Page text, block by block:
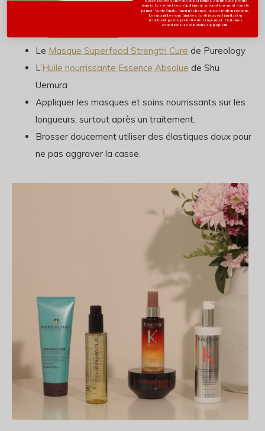
Utiliser des produits ciblés comme :
Le Masque Superfood Strength Cure de Pureology
L’Huile nourrissante Essence Absolue de Shu
Uemura
Appliquer les masques et soins nourrissants sur les
longueurs, surtout après un traitement.
Brosser doucement utiliser des élastiques doux pour
ne pas aggraver la casse.
requis. Les réductions s’appliquent automatiquement dans le
panier. Vente finale. Aucun échange, aucun remboursement.
Les quantités sont limitées. Les bijoux en liquidation
n'incluent pas de pochette de rangement. Certaines
conditions et exclusions s'appliquent.